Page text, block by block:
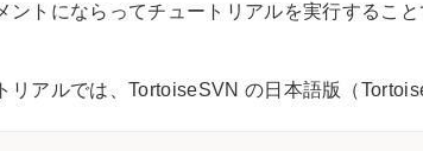
ントにならってチュートリアルを実行するこ
リアルでは、TortoiseSVN の日本語版（